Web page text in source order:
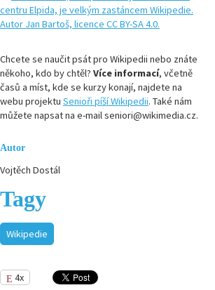
Chcete se naučit psát pro Wikipedii nebo znáte
někoho, kdo by chtěl? Více informací, včetně
časů a míst, kde se kurzy konají, najdete na
webu projektu Senioři píší Wikipedii. Také nám
můžete napsat na e-mail seniori@wikimedia.cz.
Autor
Vojtěch Dostál
Tagy
Wikipedie
4x